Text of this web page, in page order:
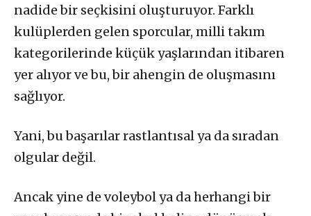
nadide bir seçkisini oluşturuyor. Farklı
kulüplerden gelen sporcular, milli takım
kategorilerinde küçük yaşlarından itibaren
yer alıyor ve bu, bir ahengin de oluşmasını
sağlıyor.
Yani, bu başarılar rastlantısal ya da sıradan
olgular değil.
Ancak yine de voleybol ya da herhangi bir